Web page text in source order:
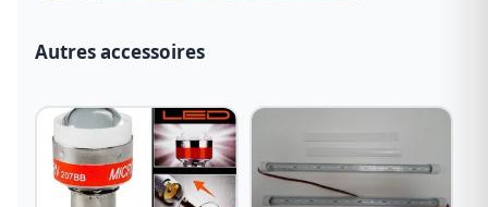
Autres accessoires